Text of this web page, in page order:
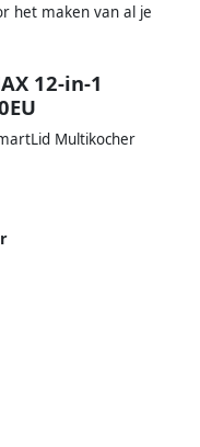
het maken van al je
12-in-1
Multikocher